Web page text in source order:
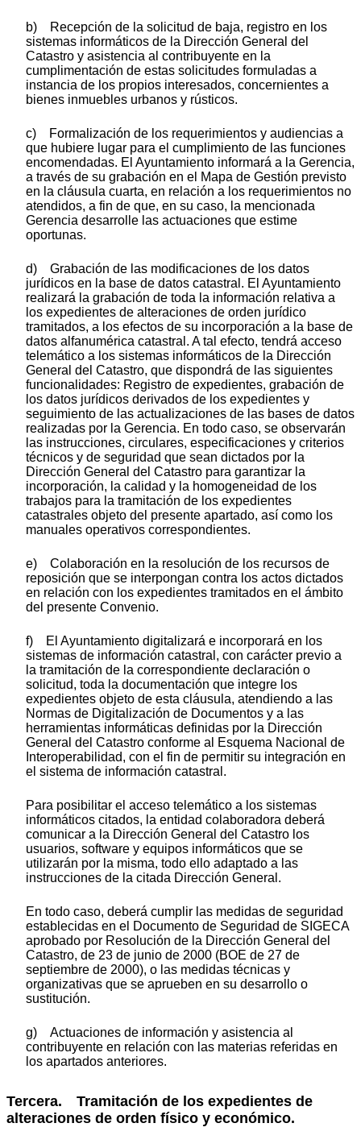
b) Recepción de la solicitud de baja, registro en los
sistemas informáticos de la Dirección General del
Catastro y asistencia al contribuyente en la
cumplimentación de estas solicitudes formuladas a
instancia de los propios interesados, concernientes a
bienes inmuebles urbanos y rústicos.
c) Formalización de los requerimientos y audiencias a
que hubiere lugar para el cumplimiento de las funciones
encomendadas. El Ayuntamiento informará a la Gerencia,
a través de su grabación en el Mapa de Gestión previsto
en la cláusula cuarta, en relación a los requerimientos no
atendidos, a fin de que, en su caso, la mencionada
Gerencia desarrolle las actuaciones que estime
oportunas.
d) Grabación de las modificaciones de los datos
jurídicos en la base de datos catastral. El Ayuntamiento
realizará la grabación de toda la información relativa a
los expedientes de alteraciones de orden jurídico
tramitados, a los efectos de su incorporación a la base de
datos alfanumérica catastral. A tal efecto, tendrá acceso
telemático a los sistemas informáticos de la Dirección
General del Catastro, que dispondrá de las siguientes
funcionalidades: Registro de expedientes, grabación de
los datos jurídicos derivados de los expedientes y
seguimiento de las actualizaciones de las bases de datos
realizadas por la Gerencia. En todo caso, se observarán
las instrucciones, circulares, especificaciones y criterios
técnicos y de seguridad que sean dictados por la
Dirección General del Catastro para garantizar la
incorporación, la calidad y la homogeneidad de los
trabajos para la tramitación de los expedientes
catastrales objeto del presente apartado, así como los
manuales operativos correspondientes.
e) Colaboración en la resolución de los recursos de
reposición que se interpongan contra los actos dictados
en relación con los expedientes tramitados en el ámbito
del presente Convenio.
f) El Ayuntamiento digitalizará e incorporará en los
sistemas de información catastral, con carácter previo a
la tramitación de la correspondiente declaración o
solicitud, toda la documentación que integre los
expedientes objeto de esta cláusula, atendiendo a las
Normas de Digitalización de Documentos y a las
herramientas informáticas definidas por la Dirección
General del Catastro conforme al Esquema Nacional de
Interoperabilidad, con el fin de permitir su integración en
el sistema de información catastral.
Para posibilitar el acceso telemático a los sistemas
informáticos citados, la entidad colaboradora deberá
comunicar a la Dirección General del Catastro los
usuarios, software y equipos informáticos que se
utilizarán por la misma, todo ello adaptado a las
instrucciones de la citada Dirección General.
En todo caso, deberá cumplir las medidas de seguridad
establecidas en el Documento de Seguridad de SIGECA
aprobado por Resolución de la Dirección General del
Catastro, de 23 de junio de 2000 (BOE de 27 de
septiembre de 2000), o las medidas técnicas y
organizativas que se aprueben en su desarrollo o
sustitución.
g) Actuaciones de información y asistencia al
contribuyente en relación con las materias referidas en
los apartados anteriores.
Tercera. Tramitación de los expedientes de
alteraciones de orden físico y económico.